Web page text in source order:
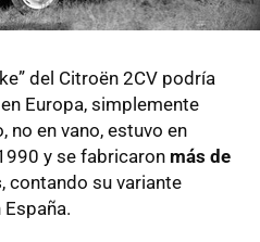
del Citroën 2CV podría
Europa, simplemente
no en vano, estuvo en
y se fabricaron más de
, contando su variante